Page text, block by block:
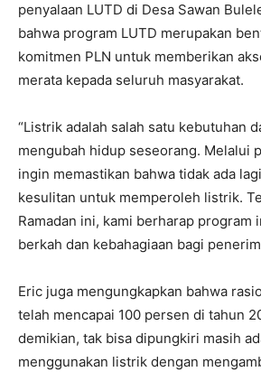
penyalaan LUTD di Desa Sawan
bahwa program LUTD merupakan
komitmen PLN untuk memberikan
merata kepada seluruh masyarakat.
“Listrik adalah salah satu kebutuhan
mengubah hidup seseorang. Melalui
ingin memastikan bahwa tidak ada
kesulitan untuk memperoleh listrik.
Ramadan ini, kami berharap program
berkah dan kebahagiaan bagi
Eric juga mengungkapkan bahwa
telah mencapai 100 persen di tahun
demikian, tak bisa dipungkiri masih
menggunakan listrik dengan